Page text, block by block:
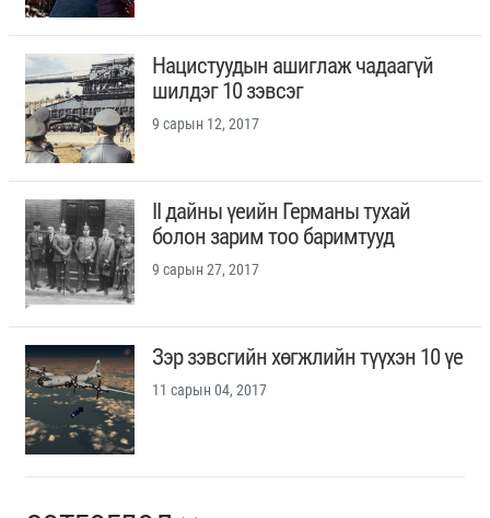
Нацистуудын ашиглаж чадаагүй
шилдэг 10 зэвсэг
9 сарын 12, 2017
II дайны үеийн Германы тухай
болон зарим тоо баримтууд
9 сарын 27, 2017
Зэр зэвсгийн хөгжлийн түүхэн 10 үе
11 сарын 04, 2017